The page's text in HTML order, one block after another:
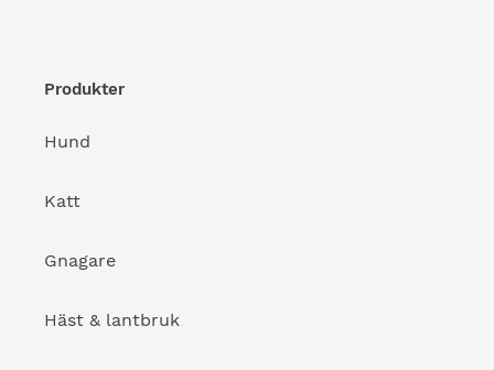
Produkter
Hund
Katt
Gnagare
Häst & lantbruk